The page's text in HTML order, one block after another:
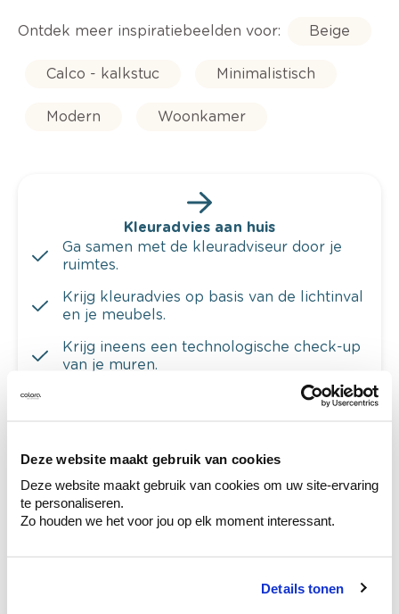
Deze website maakt gebruik van cookies
Deze website maakt gebruik van cookies om uw site-ervaring
te personaliseren.
Zo houden we het voor jou op elk moment interessant.
Details tonen
Ontdek meer inspiratiebeelden voor: Beige
Calco - kalkstuc Minimalistisch
Modern Woonkamer
Kleuradvies aan huis
Ga samen met de kleuradviseur door je
ruimtes.
Krijg kleuradvies op basis van de lichtinval
en je meubels.
Krijg ineens een technologische check-up
van je muren.
Bekijk je kleur in de winkel
Ontdek er kleurechte stalen van je
kleurenselectie.
Krijg persoonlijk advies om kleuren te